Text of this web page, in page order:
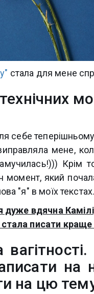
стала для мене
себе
мене,
Крім
який
"я" в моїх текстах.
дуже вдячна
писати краще
на
на цю